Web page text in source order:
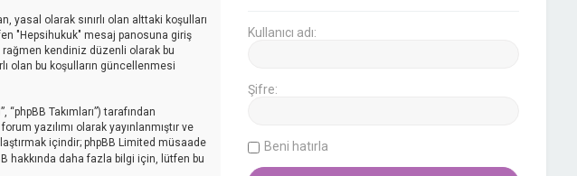
yasal olarak sınırlı olan alttaki koşulları
"Hepsihukuk" mesaj panosuna giriş
kendiniz düzenli olarak bu
olan bu koşulların güncellenmesi
“phpBB Takımları”) tarafından
yazılımı olarak yayınlanmıştır ve
içindir; phpBB Limited müsaade
hakkında daha fazla bilgi için, lütfen bu
Kullanıcı adı:
Şifre:
Beni hatırla